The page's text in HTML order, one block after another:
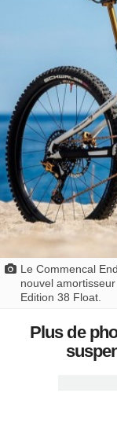
Le Commencal
nouvel
Edition 38 Float.
Plus de